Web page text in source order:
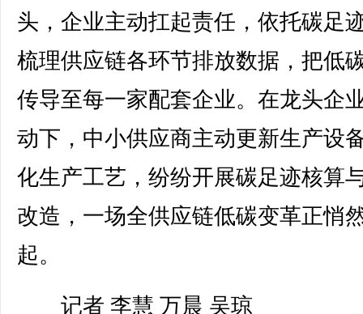
头，企业主动扛起责任，依托碳足
梳理供应链各环节排放数据，把低
传导至每一家配套企业。在龙头企
动下，中小供应商主动更新生产设
化生产工艺，纷纷开展碳足迹核算
改造，一场全供应链低碳变革正悄
起。
记者 李慧 万晨 吴琼